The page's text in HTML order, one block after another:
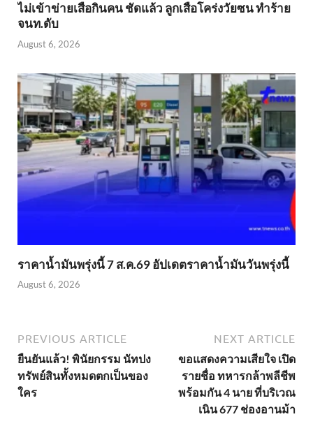
ไม่เข้าข่าย​เสือกินคน ชัดแล้ว ลูกเสือโคร่งวัยซน ทำร้าย
จนท.ดับ
August 6, 2026
ราคาน้ำมันพรุ่งนี้ 7 ส.ค.69 อัปเดตราคาน้ำมันวันพรุ่งนี้
August 6, 2026
PREVIOUS ARTICLE
ยืนยันแล้ว! พินัยกรรม นัทปง
ทรัพย์สินทั้งหมดตกเป็นของ
ใคร
NEXT ARTICLE
ขอแสดงความเสียใจ เปิด
รายชื่อ ทหารกล้าพลีชีพ
พร้อมกัน 4 นาย ที่บริเวณ
เนิน 677 ช่องอานม้า